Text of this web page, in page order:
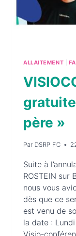
ALLAITEMENT
père »
Par DSRP FC
Suite à
ROSTEIN sur
nous vous
dès que ce
est venu de
la date :